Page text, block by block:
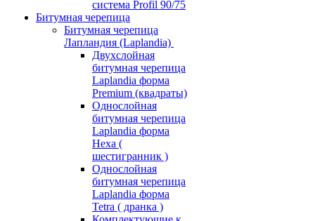
система Profil 90/75
Битумная черепица
Битумная черепица
Лапландия (Laplandia)
Двухслойная
битумная черепица
Laplandia форма
Premium (квадраты)
Однослойная
битумная черепица
Laplandia форма
Hexa (
шестигранник )
Однослойная
битумная черепица
Laplandia форма
Tetra ( дранка )